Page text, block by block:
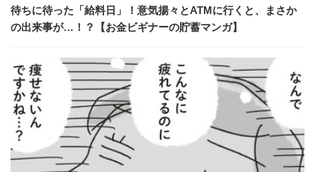
待ちに待った「給料日」！意気揚々とATMに行くと、まさか
の出来事が…！？【お金ビギナーの貯蓄マンガ】